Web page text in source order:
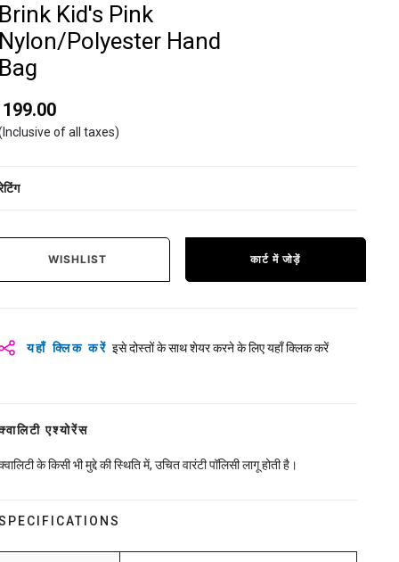
Brink Kid's Pink
Nylon/Polyester Hand
Bag
₹ 199.00
of all taxes)
WISHLIST कार्ट में जोड़ें
यहाँ क्लिक करें इसे दोस्तों के साथ शेयर करने के लिए यहाँ क्लिक करें
एश्योरेंस
के किसी भी मुद्दे की स्थिति में, उचित वारंटी पॉलिसी लागू होती है।